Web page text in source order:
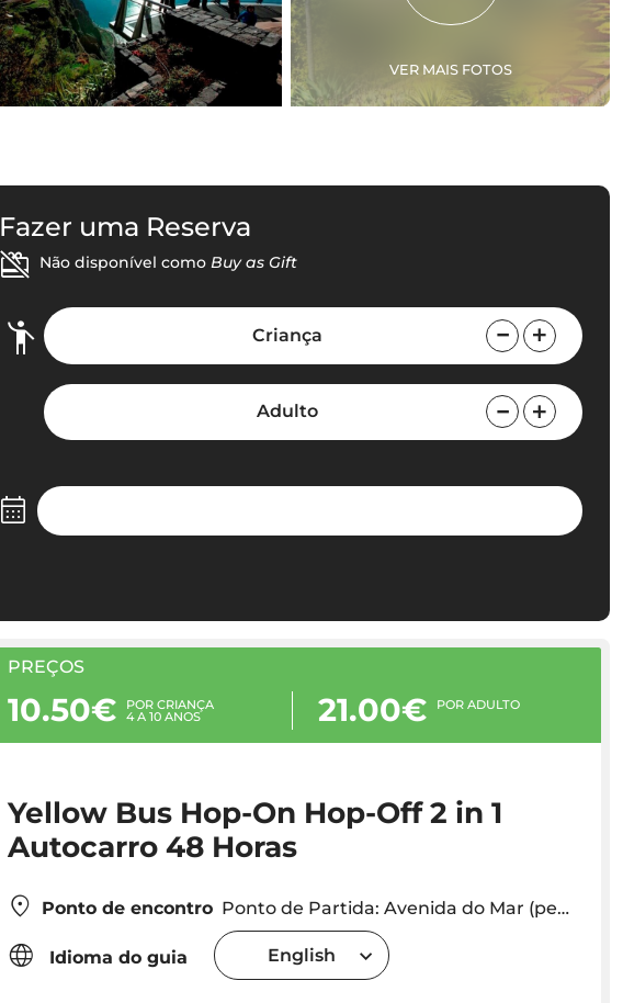
VER MAIS FOTOS
Fazer uma Reserva
Não disponível comoBuy as Gift
Criança
Adulto
PREÇOS
10.50€ POR CRIANÇA
4 A 10 ANOS 21.00€ POR ADULTO
Yellow Bus Hop-On Hop-Off 2 in 1
Autocarro 48 Horas
Ponto de encontro Ponto de Partida: Avenida do Mar (perto da Marina) Partidas a cada 1H:30 . Pode sair e entrar em qualquer paragem do circuito
Idioma do guia English